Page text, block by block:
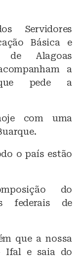
Servidores
Básica e
de Alagoas
a
pede a
com uma
o país estão
do
federais de
que a nossa
Ifal e saia do